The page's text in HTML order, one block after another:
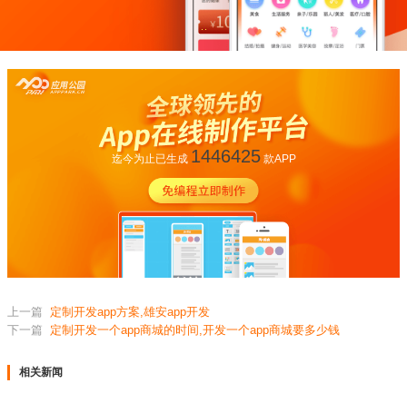
迄今为止已生成 1446425款APP
上一篇
定制开发app方案,雄安app开发
下一篇
定制开发一个app商城的时间,开发一个app商城要多少钱
相关新闻